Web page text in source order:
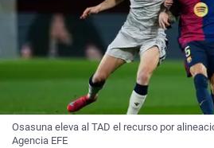
Osasuna eleva al TAD el recurso por
Agencia EFE